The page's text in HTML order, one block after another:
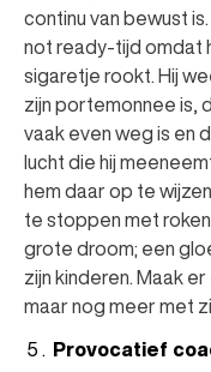
continu van bewust
not ready-tijd omdat
sigaretje rookt. Hij
zijn portemonnee is,
vaak even weg is en
lucht die hij
hem daar op te
te stoppen met
grote droom; een
zijn kinderen. Maak
maar nog meer met
Provocatief